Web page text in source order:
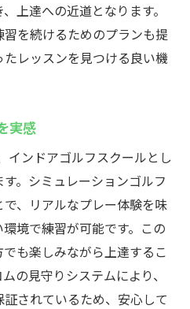
上達への近道となります。
を続けるためのプランも提
レッスンを見つける良い機
実感
インドアゴルフスクールとし
。シミュレーションゴルフ
、リアルなプレー体験を味
境で練習が可能です。この
も楽しみながら上達するこ
の見守りシステムにより、
されているため、安心して